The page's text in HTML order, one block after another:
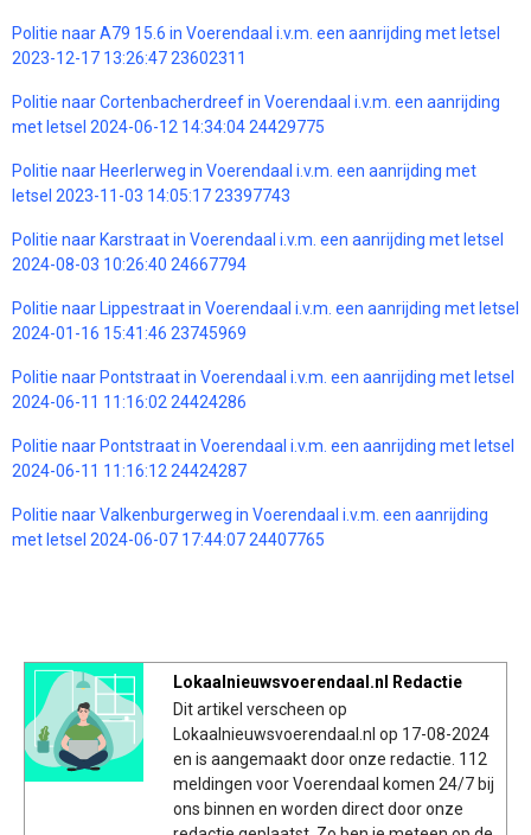
Politie naar A79 15.6 in Voerendaal i.v.m. een aanrijding met letsel
2023-12-17 13:26:47 23602311
Politie naar Cortenbacherdreef in Voerendaal i.v.m. een aanrijding
met letsel 2024-06-12 14:34:04 24429775
Politie naar Heerlerweg in Voerendaal i.v.m. een aanrijding met
letsel 2023-11-03 14:05:17 23397743
Politie naar Karstraat in Voerendaal i.v.m. een aanrijding met letsel
2024-08-03 10:26:40 24667794
Politie naar Lippestraat in Voerendaal i.v.m. een aanrijding met letsel
2024-01-16 15:41:46 23745969
Politie naar Pontstraat in Voerendaal i.v.m. een aanrijding met letsel
2024-06-11 11:16:02 24424286
Politie naar Pontstraat in Voerendaal i.v.m. een aanrijding met letsel
2024-06-11 11:16:12 24424287
Politie naar Valkenburgerweg in Voerendaal i.v.m. een aanrijding
met letsel 2024-06-07 17:44:07 24407765
Lokaalnieuwsvoerendaal.nl Redactie
Dit artikel verscheen op
Lokaalnieuwsvoerendaal.nl op 17-08-2024
en is aangemaakt door onze redactie. 112
meldingen voor Voerendaal komen 24/7 bij
ons binnen en worden direct door onze